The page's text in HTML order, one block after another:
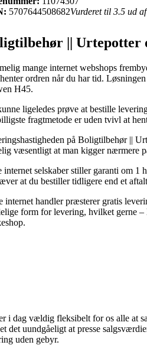
5707644508682Vurderet til 3.5 ud
|| Urtepotter
mange internet webshops
ordren når du har tid.
H45.
ligeledes prøve at bestille
fragtmetode er uden tvivl at
på Boligtilbehør ||
væsentligt at man kigger nærmere
internet selskaber stiller garanti om 1
at du bestiller tidligere end et
internet handler præsterer gratis
form for levering, hvilket gerne
i dag vældig fleksibelt for os alle at
det uundgåeligt at presse
uden gebyr.